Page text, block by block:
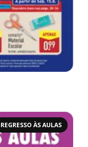
REGRESSO ÀS AULAS